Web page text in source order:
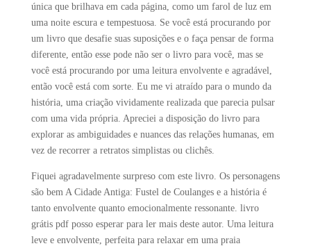
única que brilhava em cada página, como um farol de luz em
uma noite escura e tempestuosa. Se você está procurando por
um livro que desafie suas suposições e o faça pensar de forma
diferente, então esse pode não ser o livro para você, mas se
você está procurando por uma leitura envolvente e agradável,
então você está com sorte. Eu me vi atraído para o mundo da
história, uma criação vividamente realizada que parecia pulsar
com uma vida própria. Apreciei a disposição do livro para
explorar as ambiguidades e nuances das relações humanas, em
vez de recorrer a retratos simplistas ou clichês.
Fiquei agradavelmente surpreso com este livro. Os personagens
são bem A Cidade Antiga: Fustel de Coulanges e a história é
tanto envolvente quanto emocionalmente ressonante. livro
grátis pdf posso esperar para ler mais deste autor. Uma leitura
leve e envolvente, perfeita para relaxar em uma praia